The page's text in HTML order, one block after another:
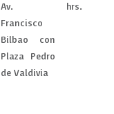
Av.
Francisco
Bilbao con
Plaza Pedro
de Valdivia
hrs.